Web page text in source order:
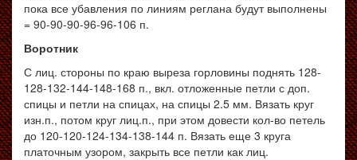
пока все убавления по линиям реглана будут выполнены
= 90-90-90-96-96-106 п.
Воротник
С лиц. стороны по краю выреза горловины поднять 128-
128-132-144-148-168 п., вкл. отложенные петли с доп.
спицы и петли на спицах, на спицы 2.5 мм. Вязать круг
изн.п., потом круг лиц.п., при этом довести кол-во петель
до 120-120-124-134-138-144 п. Вязать еще 3 круга
платочным узором, закрыть все петли как лиц.